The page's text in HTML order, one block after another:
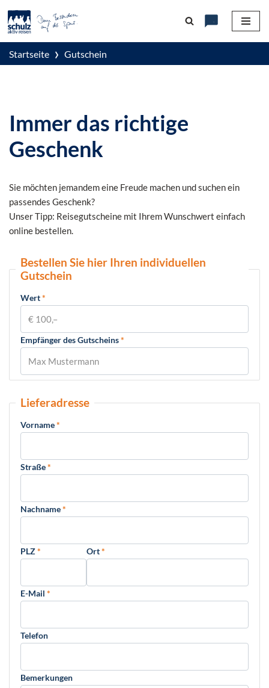
Zum
springen
Startseite › Gutschein
Immer das richtige
Geschenk
Sie möchten jemandem eine Freude machen und suchen ein
passendes Geschenk?
Unser Tipp: Reisegutscheine mit Ihrem Wunschwert einfach
online bestellen.
Bestellen Sie hier Ihren individuellen
Gutschein
Wert*
Empfänger des Gutscheins*
Lieferadresse
Vorname*
Straße*
Nachname*
PLZ* Ort*
E-Mail *
Telefon
Bemerkungen